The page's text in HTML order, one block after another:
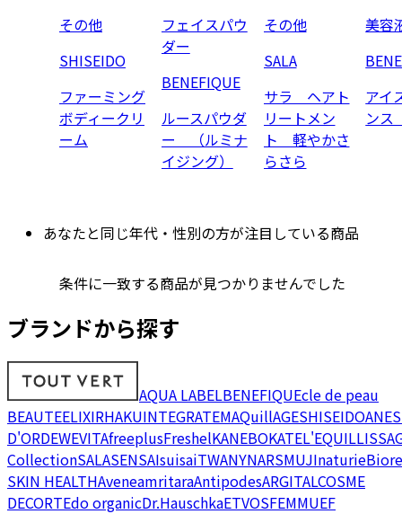
その他
SHISEIDO
ファーミング
ボディークリ
ーム
フェイスパウ
ダー
BENEFIQUE
ルースパウダ
ー （ルミナ
イジング）
その他
SALA
サラ ヘアト
リートメン
ト 軽やかさ
らさら
美容
アイ
ン
あなたと同じ年代・性別の方が注目している商品
条件に一致する商品が見つかりませんでした
ブランドから探す
AQUA LABELBENEFIQUEcle de peau
BEAUTEELIXIRHAKUINTEGRATEMAQuillAGESHISEIDO
D'ORDEWEVITAfreeplusFreshelKANEBOKATEL'EQUIL
CollectionSALASENSAIsuisaiTWANYNARSMUJInaturieBiore
SKIN HEALTHAveneamritaraAntipodesARGITALCOSME
DECORTEdo organicDr.HauschkaETVOSFEMMUEF